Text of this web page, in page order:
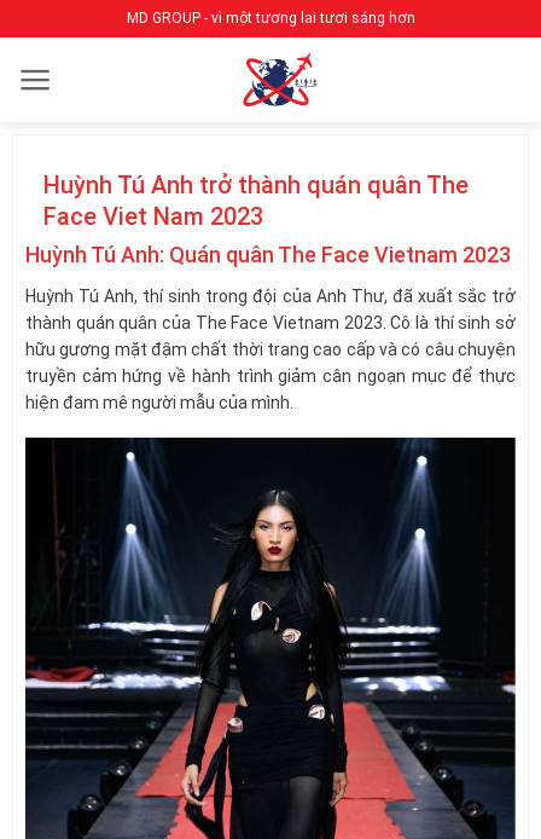
qua
nội
MD GROUP - vì một tương lai tươi sáng hơn
Huỳnh Tú Anh trở thành quán quân The
Face Viet Nam 2023
Huỳnh Tú Anh: Quán quân The Face Vietnam 2023
Huỳnh Tú Anh, thí sinh trong đội của Anh Thư, đã xuất sắc trở
thành quán quân của The Face Vietnam 2023. Cô là thí sinh sở
hữu gương mặt đậm chất thời trang cao cấp và có câu chuyện
truyền cảm hứng về hành trình giảm cân ngoạn mục để thực
hiện đam mê người mẫu của mình.